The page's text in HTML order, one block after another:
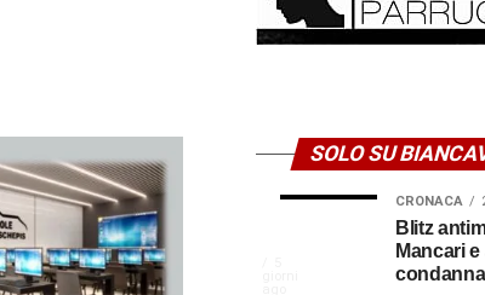
SOLO SU
CRONACA
Blitz
Mancari